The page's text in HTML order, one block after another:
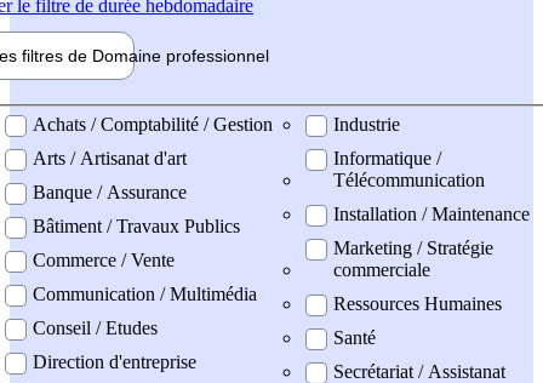
le filtre de durée hebdomadaire
filtres de Domaine professionnel
professionel
Achats / Comptabilité / Gestion
Arts / Artisanat d'art
Banque / Assurance
Bâtiment / Travaux Publics
Commerce / Vente
Communication / Multimédia
Conseil / Etudes
Direction d'entreprise
Industrie
Informatique /
Télécommunication
Installation / Maintenance
Marketing / Stratégie
commerciale
Ressources Humaines
Santé
Secrétariat / Assistanat